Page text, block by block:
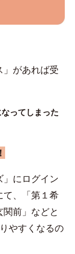
があれば受
ってしまった
」にログイン
て、「第１希
前」などと
やすくなるの